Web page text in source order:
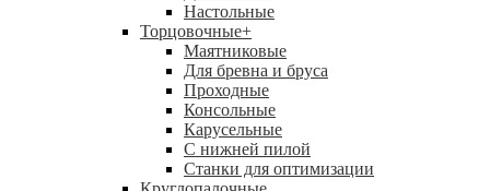
Настольные
Торцовочные+
Маятниковые
Для бревна и бруса
Проходные
Консольные
Карусельные
С нижней пилой
Станки для оптимизации